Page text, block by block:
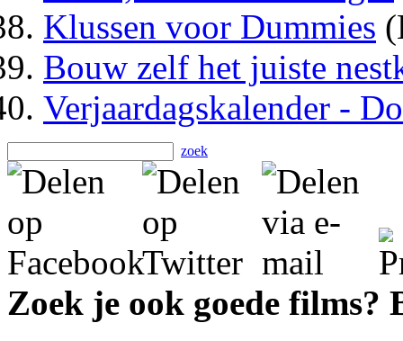
Klussen voor Dummies
Bouw zelf het juiste
Verjaardagskalender -
zoek
Zoek je ook goede films?